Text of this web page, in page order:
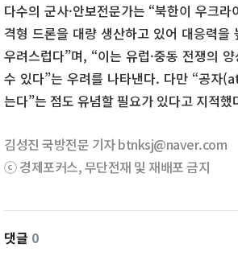
다수의 군사·안보전문가는 “북한이 우크
격형 드론을 대량 생산하고 있어 대응력
우려스럽다”며, “이는 유럽·중동 전쟁의
수 있다”는 우려를 나타낸다. 다만 “공
는다”는 점도 유념할 필요가 있다고 지적했
김성진 국방전문 기자 btnksj@naver.com
ⓒ 경제포커스, 무단전재 및 재배포 금지
댓글 0